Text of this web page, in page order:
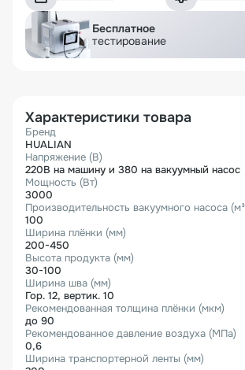
Бесплатное
тестирование
Характеристики товара
Бренд
HUALIAN
Напряжение (В)
220В на машину и 380 на вакуумный насос
Мощность (Вт)
3000
Производительность вакуумного насоса
100
Ширина плёнки (мм)
200-450
Высота продукта (мм)
30-100
Ширина шва (мм)
Гор. 12, вертик. 10
Рекомендованная толщина плёнки (мкм)
до 90
Рекомендованное давление воздуха (МПа)
0,6
Ширина транспортерной ленты (мм)